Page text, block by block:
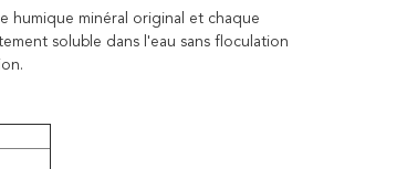
humique minéral original et chaque
soluble dans l'eau sans floculation